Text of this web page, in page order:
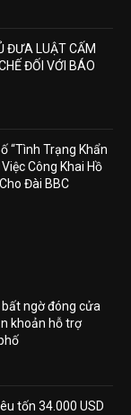
ĐƯA LUẬT CẤM
ĐỐI VỚI BÁO
“Tình Trạng Khẩn
Công Khai Hồ
Đài BBC
ngờ đóng cửa
khoản hỗ trợ
tốn 34.000 USD